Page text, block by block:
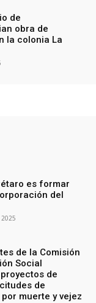
de
obra de
la colonia La
es formar
del
de la Comisión
Social
de
de
muerte y vejez